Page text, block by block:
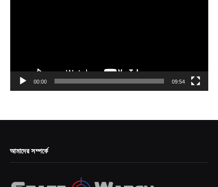
00:00 09:54
আমাদের সম্পর্কে